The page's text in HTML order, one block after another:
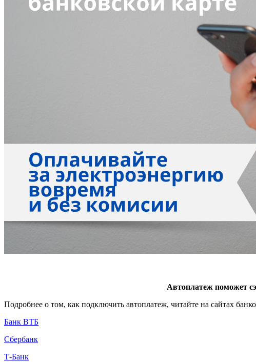
Автоплатеж поможет
Подробнее о том, как подключить автоплатеж, читайте на сайтах
Банк ВТБ
Сбербанк
Т-Банк